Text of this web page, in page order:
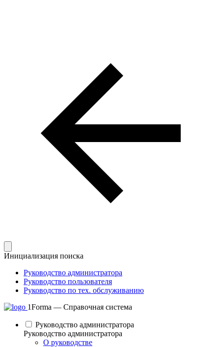
Инициализация поиска
Руководство администратора
Руководство пользователя
Руководство по тех. обслуживанию
1Forma — Справочная система
Руководство администратора
Руководство администратора
О руководстве